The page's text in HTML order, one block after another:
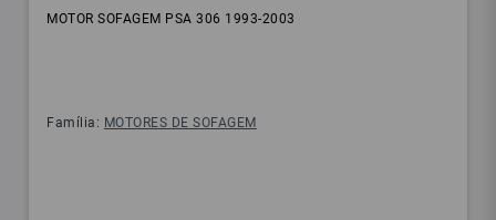
MOTOR SOFAGEM PSA 306 1993-2003
Família: MOTORES DE SOFAGEM